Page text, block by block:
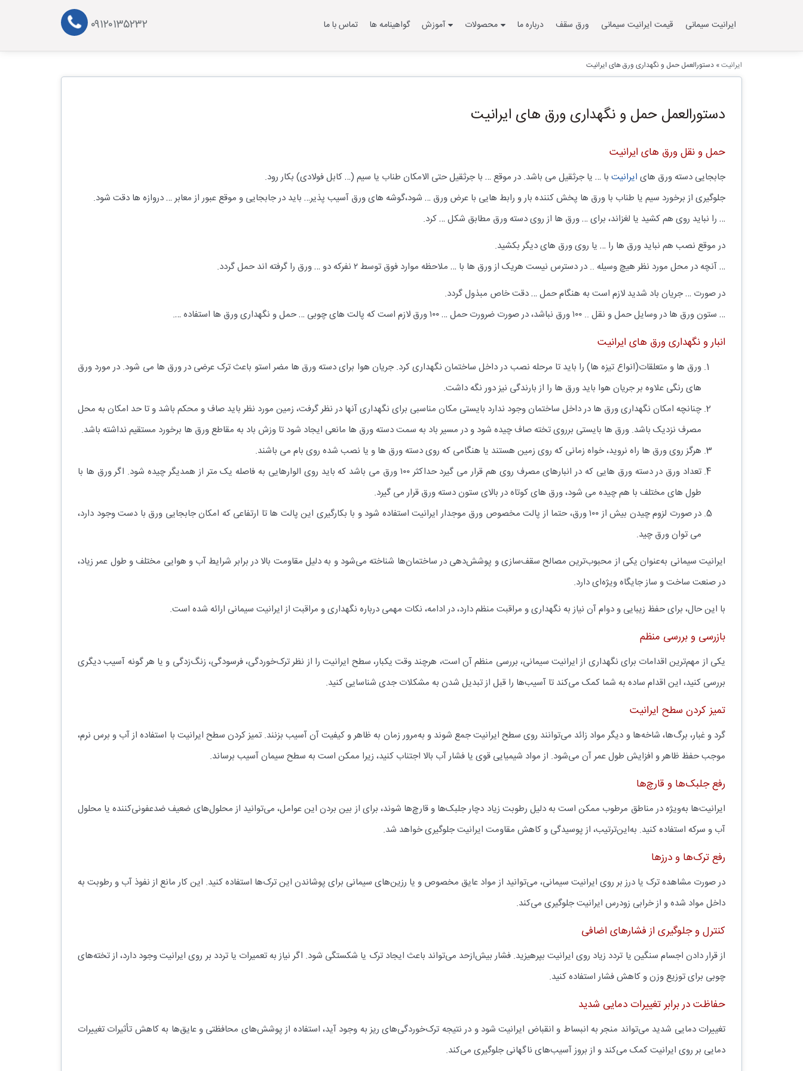
ایرانیت سیمانی قیمت ایرانیت سیمانی ورق سقف درباره ما محصولات آموزش گواهینامه ها تماس با ما ۰۹۱۲۰۱۳۵۲۳۲
ایرانیت» دستورالعمل حمل و نگهداری ورق های ایرانیت
دستورالعمل حمل و نگهداری ورق های ایرانیت
حمل و نقل ورق های ایرانیت
جابجایی دسته ورق های ایرانیت با … یا جرثقیل می باشد. در موقع … با جرثقیل حتی الامکان طناب یا سیم (… کابل فولادی) بکار رود.
جلوگیری از برخورد سیم یا طناب با ورق ها پخش کننده بار و رابط هایی با عرض ورق … شود،گوشه های ورق آسیب پذیر… باید در جابجایی و موقع عبور از معابر … دروازه ها دقت شود.
… را نباید روی هم کشید یا لغزاند، برای … ورق ها از روی دسته ورق مطابق شکل … کرد.
در موقع نصب هم نباید ورق ها را … یا روی ورق های دیگر بکشید.
… آنچه در محل مورد نظر هیچ وسیله .. در دسترس نیست هریک از ورق ها با … ملاحظه موارد فوق توسط ۲ نفرکه دو … ورق را گرفته اند حمل گردد.
در صورت … جریان باد شدید لازم است به هنگام حمل … دقت خاص مبذول گردد.
… ستون ورق ها در وسایل حمل و نقل .. ۱۰۰ ورق نباشد، در صورت ضرورت حمل … ۱۰۰ ورق لازم است که پالت های چوبی … حمل و نگهداری ورق ها استفاده ….
انبار و نگهداری ورق های ایرانیت
ورق ها و متعلقات(انواع تیزه ها) را باید تا مرحله نصب در داخل ساختمان نگهداری کرد. جریان هوا برای دسته ورق ها مضر استو باعث ترک عرضی در ورق ها می شود. در مورد ورق
های رنگی علاوه بر جریان هوا باید ورق ها را از بارندگی نیز دور نگه داشت.
چنانچه امکان نگهداری ورق ها در داخل ساختمان وجود ندارد بایستی مکان مناسبی برای نگهداری آنها در نظر گرفت، زمین مورد نظر باید صاف و محکم باشد و تا حد امکان به محل
مصرف نزدیک باشد. ورق ها بایستی برروی تخته صاف چیده شود و در مسیر باد به سمت دسته ورق ها مانعی ایجاد شود تا وزش باد به مقاطع ورق ها برخورد مستقیم نداشته باشد.
هرگز روی ورق ها راه نروید، خواه زمانی که روی زمین هستند یا هنگامی که روی دسته ورق ها و یا نصب شده روی بام می باشند.
تعداد ورق در دسته ورق هایی که در انبارهای مصرف روی هم قرار می گیرد حداکثر ۱۰۰ ورق می باشد که باید روی الوارهایی به فاصله یک متر از همدیگر چیده شود. اگر ورق ها با
طول های مختلف با هم چیده می شود، ورق های کوتاه در بالای ستون دسته ورق قرار می گیرد.
در صورت لزوم چیدن بیش از ۱۰۰ ورق، حتما از پالت مخصوص ورق موجدار ایرانیت استفاده شود و با بکارگیری این پالت ها تا ارتفاعی که امکان جابجایی ورق با دست وجود دارد،
می توان ورق چید.
ایرانیت سیمانی به‌عنوان یکی از محبوب‌ترین مصالح سقف‌سازی و پوشش‌دهی در ساختمان‌ها شناخته می‌شود و به دلیل مقاومت بالا در برابر شرایط آب و هوایی مختلف و طول عمر زیاد،
در صنعت ساخت و ساز جایگاه ویژه‌ای دارد.
با این حال، برای حفظ زیبایی و دوام آن نیاز به نگهداری و مراقبت منظم دارد، در ادامه، نکات مهمی درباره نگهداری و مراقبت از ایرانیت سیمانی ارائه شده است.
بازرسی و بررسی منظم
یکی از مهم‌ترین اقدامات برای نگهداری از ایرانیت سیمانی، بررسی منظم آن است، هرچند وقت یکبار، سطح ایرانیت را از نظر ترک‌خوردگی، فرسودگی، زنگ‌زدگی و یا هر گونه آسیب دیگری
بررسی کنید، این اقدام ساده به شما کمک می‌کند تا آسیب‌ها را قبل از تبدیل شدن به مشکلات جدی شناسایی کنید.
تمیز کردن سطح ایرانیت
گرد و غبار، برگ‌ها، شاخه‌ها و دیگر مواد زائد می‌توانند روی سطح ایرانیت جمع شوند و به‌مرور زمان به ظاهر و کیفیت آن آسیب بزنند. تمیز کردن سطح ایرانیت با استفاده از آب و برس نرم،
موجب حفظ ظاهر و افزایش طول عمر آن می‌شود. از مواد شیمیایی قوی یا فشار آب بالا اجتناب کنید، زیرا ممکن است به سطح سیمان آسیب برساند.
رفع جلبک‌ها و قارچ‌ها
ایرانیت‌ها به‌ویژه در مناطق مرطوب ممکن است به دلیل رطوبت زیاد دچار جلبک‌ها و قارچ‌ها شوند، برای از بین بردن این عوامل، می‌توانید از محلول‌های ضعیف ضدعفونی‌کننده یا محلول
آب و سرکه استفاده کنید. به‌این‌ترتیب، از پوسیدگی و کاهش مقاومت ایرانیت جلوگیری خواهد شد.
رفع ترک‌ها و درزها
در صورت مشاهده ترک یا درز بر روی ایرانیت سیمانی، می‌توانید از مواد عایق مخصوص و یا رزین‌های سیمانی برای پوشاندن این ترک‌ها استفاده کنید. این کار مانع از نفوذ آب و رطوبت به
داخل مواد شده و از خرابی زودرس ایرانیت جلوگیری می‌کند.
کنترل و جلوگیری از فشارهای اضافی
از قرار دادن اجسام سنگین یا تردد زیاد روی ایرانیت بپرهیزید. فشار بیش‌ازحد می‌تواند باعث ایجاد ترک یا شکستگی شود. اگر نیاز به تعمیرات یا تردد بر روی ایرانیت وجود دارد، از تخته‌های
چوبی برای توزیع وزن و کاهش فشار استفاده کنید.
حفاظت در برابر تغییرات دمایی شدید
تغییرات دمایی شدید می‌تواند منجر به انبساط و انقباض ایرانیت شود و در نتیجه ترک‌خوردگی‌های ریز به وجود آید، استفاده از پوشش‌های محافظتی و عایق‌ها به کاهش تأثیرات تغییرات
دمایی بر روی ایرانیت کمک می‌کند و از بروز آسیب‌های ناگهانی جلوگیری می‌کند.